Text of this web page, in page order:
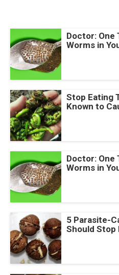
Doctor: One
Worms in
Stop Eating
Known to
Doctor: One
Worms in
5 Parasite-
Should Stop